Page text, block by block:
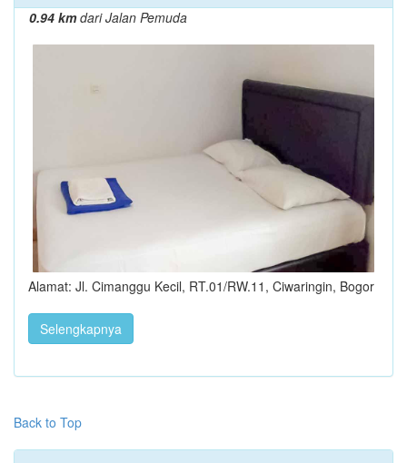
0.94 kmdari Jalan Pemuda
Alamat: Jl. Cimanggu Kecil, RT.01/RW.11, Ciwaringin, Bogor
Selengkapnya
Back to Top